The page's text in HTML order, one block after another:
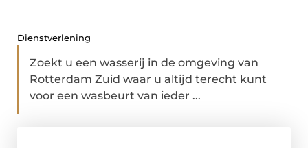
Dienstverlening
Zoekt u een wasserij in de omgeving van
Rotterdam Zuid waar u altijd terecht kunt
voor een wasbeurt van ieder ...